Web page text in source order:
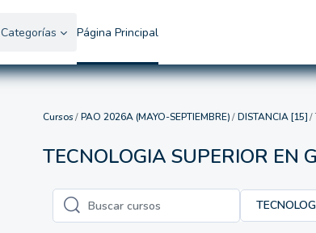
Categorías Página Principal
Cursos PAO 2026A (MAYO-SEPTIEMBRE) DISTANCIA [15]
TECNOLOGIA SUPERIOR EN
Buscar cursos
Buscar cursos